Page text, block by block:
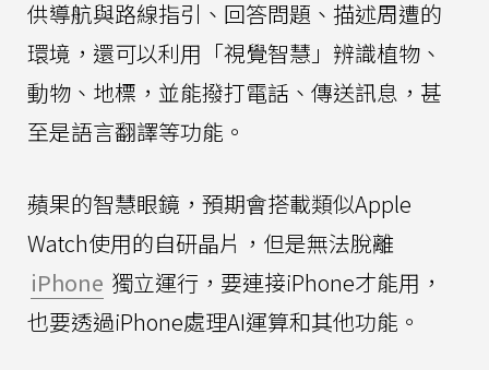
供導航與路線指引、回答問題、描述周遭的
環境，還可以利用「視覺智慧」辨識植物、
動物、地標，並能撥打電話、傳送訊息，甚
至是語言翻譯等功能。
蘋果的智慧眼鏡，預期會搭載類似Apple
Watch使用的自研晶片，但是無法脫離
iPhone 獨立運行，要連接iPhone才能用，
也要透過iPhone處理AI運算和其他功能。